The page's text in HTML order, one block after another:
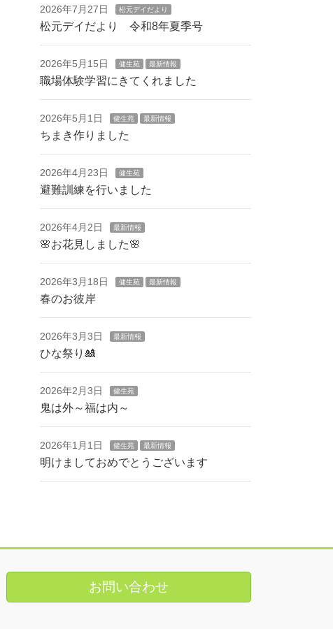
2026年7月27日 松元デイだより
松元デイだより 令和8年夏季号
2026年5月15日 健生苑 最新情報
職場体験学習にきてくれました
2026年5月1日 健生苑 最新情報
ちまき作りました
2026年4月23日 健生苑
避難訓練を行いました
2026年4月2日 最新情報
🌸お花見しました🌸
2026年3月18日 健生苑 最新情報
春のお彼岸
2026年3月3日 最新情報
ひな祭り🎎
2026年2月3日 健生苑
鬼は外～福は内～
2026年1月1日 健生苑 最新情報
明けましておめでとうございます
お問い合わせ